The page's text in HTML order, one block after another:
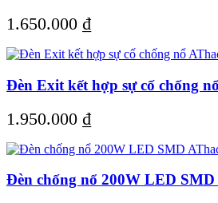
1.650.000 ₫
Đèn Exit kết hợp sự cố chống
1.950.000 ₫
Đèn chống nổ 200W LED SMD